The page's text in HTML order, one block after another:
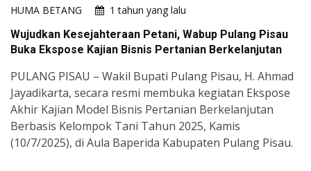
HUMA BETANG
1 tahun yang lalu
Wujudkan Kesejahteraan Petani, Wabup Pulang Pisau
Buka Ekspose Kajian Bisnis Pertanian Berkelanjutan
PULANG PISAU – Wakil Bupati Pulang Pisau, H. Ahmad
Jayadikarta, secara resmi membuka kegiatan Ekspose
Akhir Kajian Model Bisnis Pertanian Berkelanjutan
Berbasis Kelompok Tani Tahun 2025, Kamis
(10/7/2025), di Aula Baperida Kabupaten Pulang Pisau.